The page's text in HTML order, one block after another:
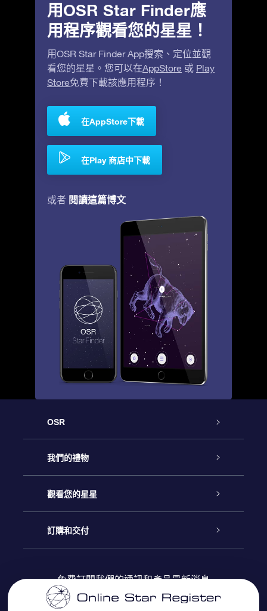
用OSR Star Finder應
用程序觀看您的星星！
用OSR Star Finder App搜索、定位並觀
看您的星星。您可以在AppStore 或 Play
Store免費下載該應用程序！
在AppStore下載
在Play 商店中下載
或者 閱讀這篇博文
OSR
客戶服務
聯繫我們
博客
評論
我們的禮物
Online Star禮物
OSR禮物包
OSR 禮物卡
觀看您的星星
星星注册
個性化的Star Page
訂購和交付
付款資訊
免費訂閱我們的通訊和產品最新消息